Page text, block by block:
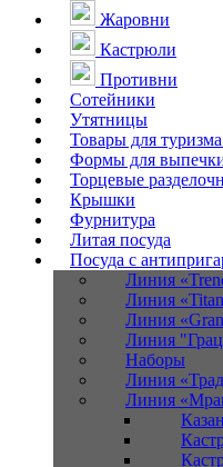
Жаровни
Кастрюли
Противни
Сотейники
Утятницы
Товары для
Формы для
Торцевые
Крышки
Фурнитура
Литая посуда
Посуда с
Линия
Линия
Линия
Линия
Наборы
Линия
Линия